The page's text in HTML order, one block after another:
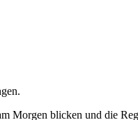
Morgen blicken und die